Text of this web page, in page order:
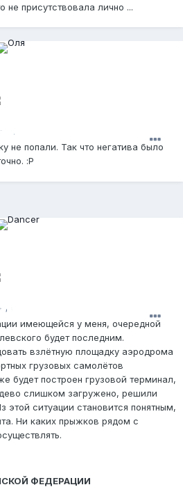
не присутствовала лично ...
не попали. Так что негатива было
:P
имеющейся у меня, очередной
будет последним.
взлётную площадку аэродрома
грузовых самолётов
будет построен грузовой терминал,
слишком загружено, решили
этой ситуации становится понятным,
Ни каких прыжков рядом с
ФЕДЕРАЦИИ